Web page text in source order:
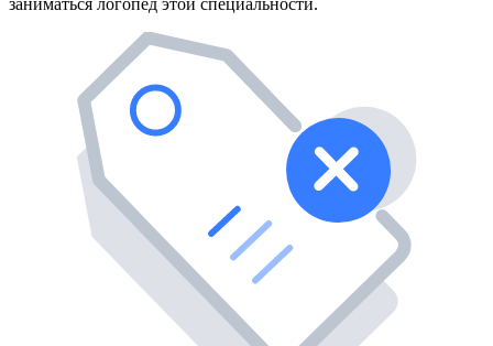
заниматься логопед этой специальности.